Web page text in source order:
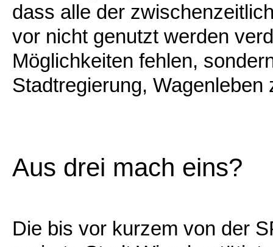
dass alle der
vor nicht genutzt werden
Möglichkeiten fehlen,
Stadtregierung, Wagenleben
Aus drei mach eins?
Die bis vor kurzem von der